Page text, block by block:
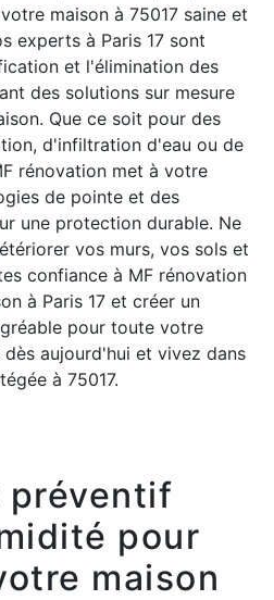
maison à 75017 saine et
experts à Paris 17 sont
et l'élimination des
des solutions sur mesure
Que ce soit pour des
d'infiltration d'eau ou de
rénovation met à votre
de pointe et des
une protection durable. Ne
vos murs, vos sols et
confiance à MF rénovation
à Paris 17 et créer un
pour toute votre
aujourd'hui et vivez dans
à 75017.
préventif
pour
maison